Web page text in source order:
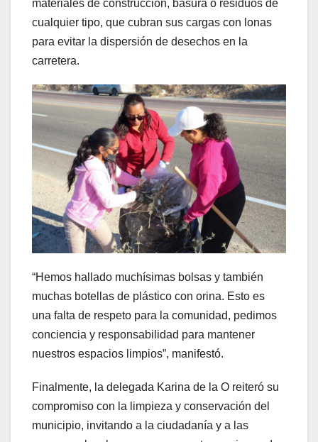
materiales de construcción, basura o residuos de
cualquier tipo, que cubran sus cargas con lonas
para evitar la dispersión de desechos en la
carretera.
“Hemos hallado muchísimas bolsas y también
muchas botellas de plástico con orina. Esto es
una falta de respeto para la comunidad, pedimos
conciencia y responsabilidad para mantener
nuestros espacios limpios”, manifestó.
Finalmente, la delegada Karina de la O reiteró su
compromiso con la limpieza y conservación del
municipio, invitando a la ciudadanía y a las